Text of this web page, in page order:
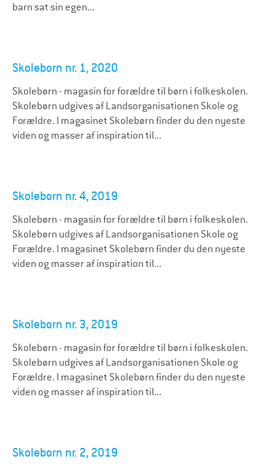
barn sat sin egen...
Skolebørn nr. 1, 2020
Skolebørn - magasin for forældre til børn i folkeskolen.
Skolebørn udgives af Landsorganisationen Skole og
Forældre. I magasinet Skolebørn finder du den nyeste
viden og masser af inspiration til...
Skolebørn nr. 4, 2019
Skolebørn - magasin for forældre til børn i folkeskolen.
Skolebørn udgives af Landsorganisationen Skole og
Forældre. I magasinet Skolebørn finder du den nyeste
viden og masser af inspiration til...
Skolebørn nr. 3, 2019
Skolebørn - magasin for forældre til børn i folkeskolen.
Skolebørn udgives af Landsorganisationen Skole og
Forældre. I magasinet Skolebørn finder du den nyeste
viden og masser af inspiration til...
Skolebørn nr. 2, 2019